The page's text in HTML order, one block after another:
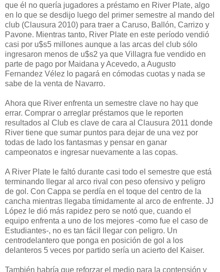
que él no quería jugadores a préstamo en River Plate, algo
en lo que se desdijo luego del primer semestre al mando del
club (Clausura 2010) para traer a Caruso, Ballón, Carrizo y
Pavone. Mientras tanto, River Plate en este período vendió
casi por u$s5 millones aunque a las arcas del club sólo
ingresaron menos de u$s2 ya que Villagra fue vendido en
parte de pago por Maidana y Acevedo, a Augusto
Fernandez Vélez lo pagará en cómodas cuotas y nada se
sabe de la venta de Navarro.
Ahora que River enfrenta un semestre clave no hay que
errar. Comprar o arreglar préstamos que le reporten
resultados al Club es clave de cara al Clausura 2011 donde
River tiene que sumar puntos para dejar de una vez por
todas de lado los fantasmas y pensar en ganar
campeonatos e ingresar nuevamente a las copas.
A River Plate le faltó durante casi todo el semestre que está
terminando llegar al arco rival con peso ofensivo y peligro
de gol. Con Cappa se perdía en el toque del centro de la
cancha mientras llegaba tímidamente al arco de enfrente. JJ
López le dió más rapidez pero se notó que, cuando el
equipo enfrenta a uno de los mejores -como fue el caso de
Estudiantes-, no es tan fácil llegar con peligro. Un
centrodelantero que ponga en posición de gol a los
delanteros 5 veces por partido sería un acierto del Kaiser.
También habría que reforzar el medio para la contensión y